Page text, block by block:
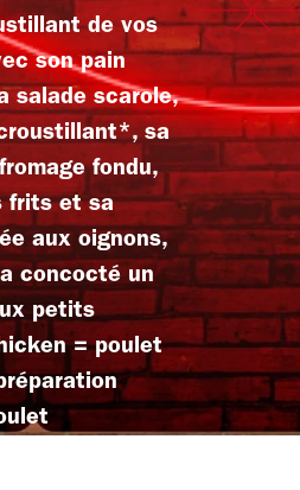
de vos
son pain
salade scarole,
sa
fondu,
frits et sa
aux oignons,
concocté un
petits
= poulet